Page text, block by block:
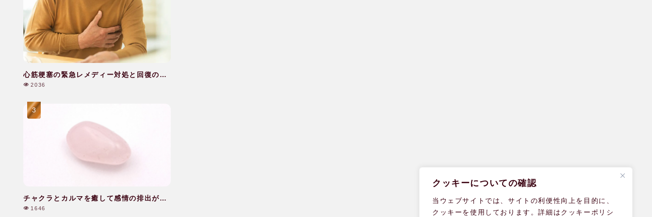
クッキーについての確認
当ウェブサイトでは、サイトの利便性向上を目的に、
クッキーを使用しております。詳細はクッキーポリシ
心筋梗塞の緊急レメディー対処と回復のケ
ア|60代|男性
2036
チャクラとカルマを癒して感情の排出がで
きた|40代|女性
1646